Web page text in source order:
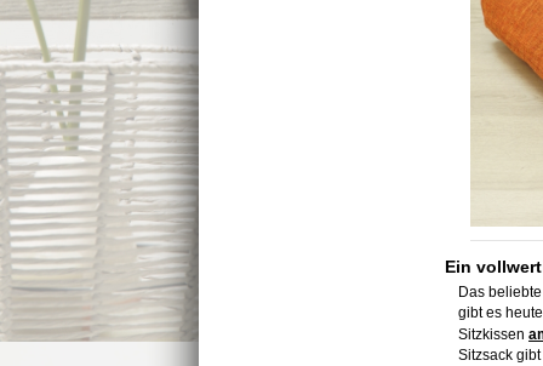
Ein
Das
gibt es
Sitzkissen
Sitzsack